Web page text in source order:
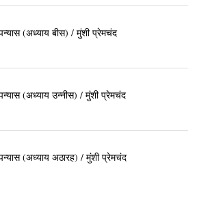
(अध्याय बीस) / मुंशी प्रेमचंद
(अध्याय उन्नीस) / मुंशी प्रेमचंद
(अध्याय अठारह) / मुंशी प्रेमचंद